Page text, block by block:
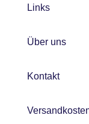
Links
Über uns
Kontakt